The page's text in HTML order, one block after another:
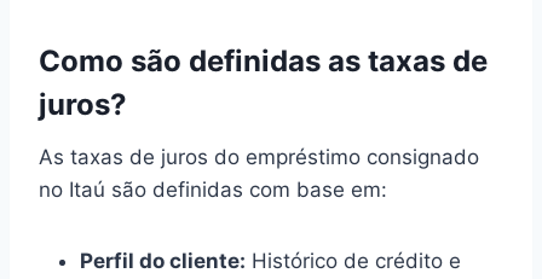
Como são definidas as taxas de
juros?
As taxas de juros do empréstimo consignado
no Itaú são definidas com base em:
Perfil do cliente: Histórico de crédito e